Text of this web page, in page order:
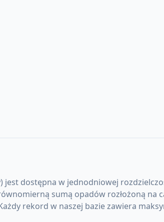
dostępna w jednodniowej
sumą opadów rozłożoną na
rekord w naszej bazie zawiera